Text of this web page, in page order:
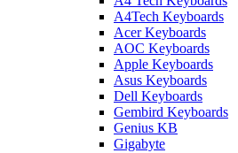
A4Tech Keyboards
Acer Keyboards
AOC Keyboards
Apple Keyboards
Asus Keyboards
Dell Keyboards
Gembird Keyboards
Genius KB
Gigabyte